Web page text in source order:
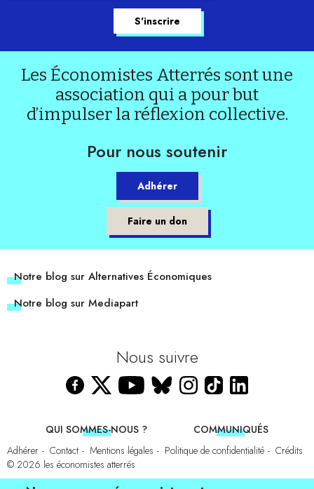
Les Économistes Atterrés sont une
association qui a pour but
d’impulser la réflexion collective.
Pour nous soutenir
Adhérer
Faire un don
Notre blog sur Alternatives Économiques
Notre blog sur Mediapart
Nous suivre
QUI SOMMES-NOUS ?
COMMUNIQUÉS
Adhérer
Contact Mentions légales Politique de confidentialité
Crédits
© 2026 les économistes atterrés